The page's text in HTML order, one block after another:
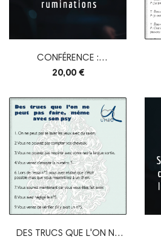
CONFÉRENCE :
INQUIÉTUDES ET...
20,00 €
DES TRUCS QUE L'ON NE